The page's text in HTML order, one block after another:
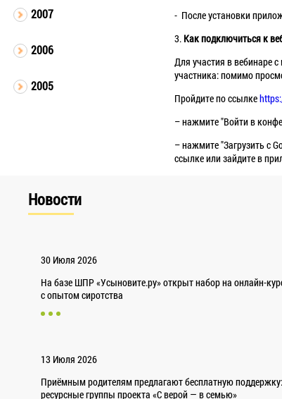
2007
2006
2005
- После установки
3. Как подключиться к
Для участия в вебинаре
участника: помимо
Пройдите по ссылке
– нажмите "Войти в
– нажмите "Загрузить с
ссылке или зайдите в
Новости
30 Июля 2026
На базе ШПР «Усыновите.ру» открыт набор на онлайн-
с опытом сиротства
13 Июля 2026
Приёмным родителям предлагают бесплатную
ресурсные группы проекта «С верой — в семью»